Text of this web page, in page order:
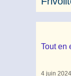
Tout en
4 juin 2024